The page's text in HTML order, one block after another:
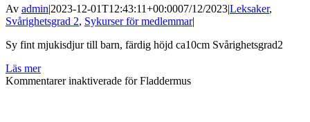
Av admin|2023-12-01T12:43:11+00:0007/12/2023|Leksaker,
Svårighetsgrad 2, Sykurser för medlemmar|
Sy fint mjukisdjur till barn, färdig höjd ca10cm Svårighetsgrad2
Läs mer
Kommentarer inaktiverade för Fladdermus